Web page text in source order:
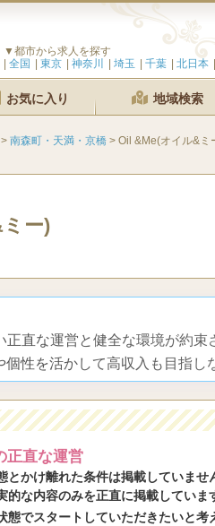
▼都市から求人を探す
全国
東京 神奈川 埼玉 千葉 北日本
お気に入り 地域検索
> 南森町・天満・京橋 > Oil &Me(オイル&ミ
ー)
正直な運営と健全な環境が約
個性を活かして高収入も目指
正直な運営
かけ離れた条件は掲載していませ
な内容のみを正直に掲載していま
態でスタートしていただきたいと考